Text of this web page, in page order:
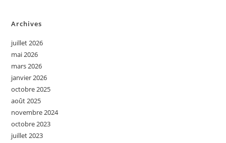
Archives
juillet 2026
mai 2026
mars 2026
janvier 2026
octobre 2025
août 2025
novembre 2024
octobre 2023
juillet 2023